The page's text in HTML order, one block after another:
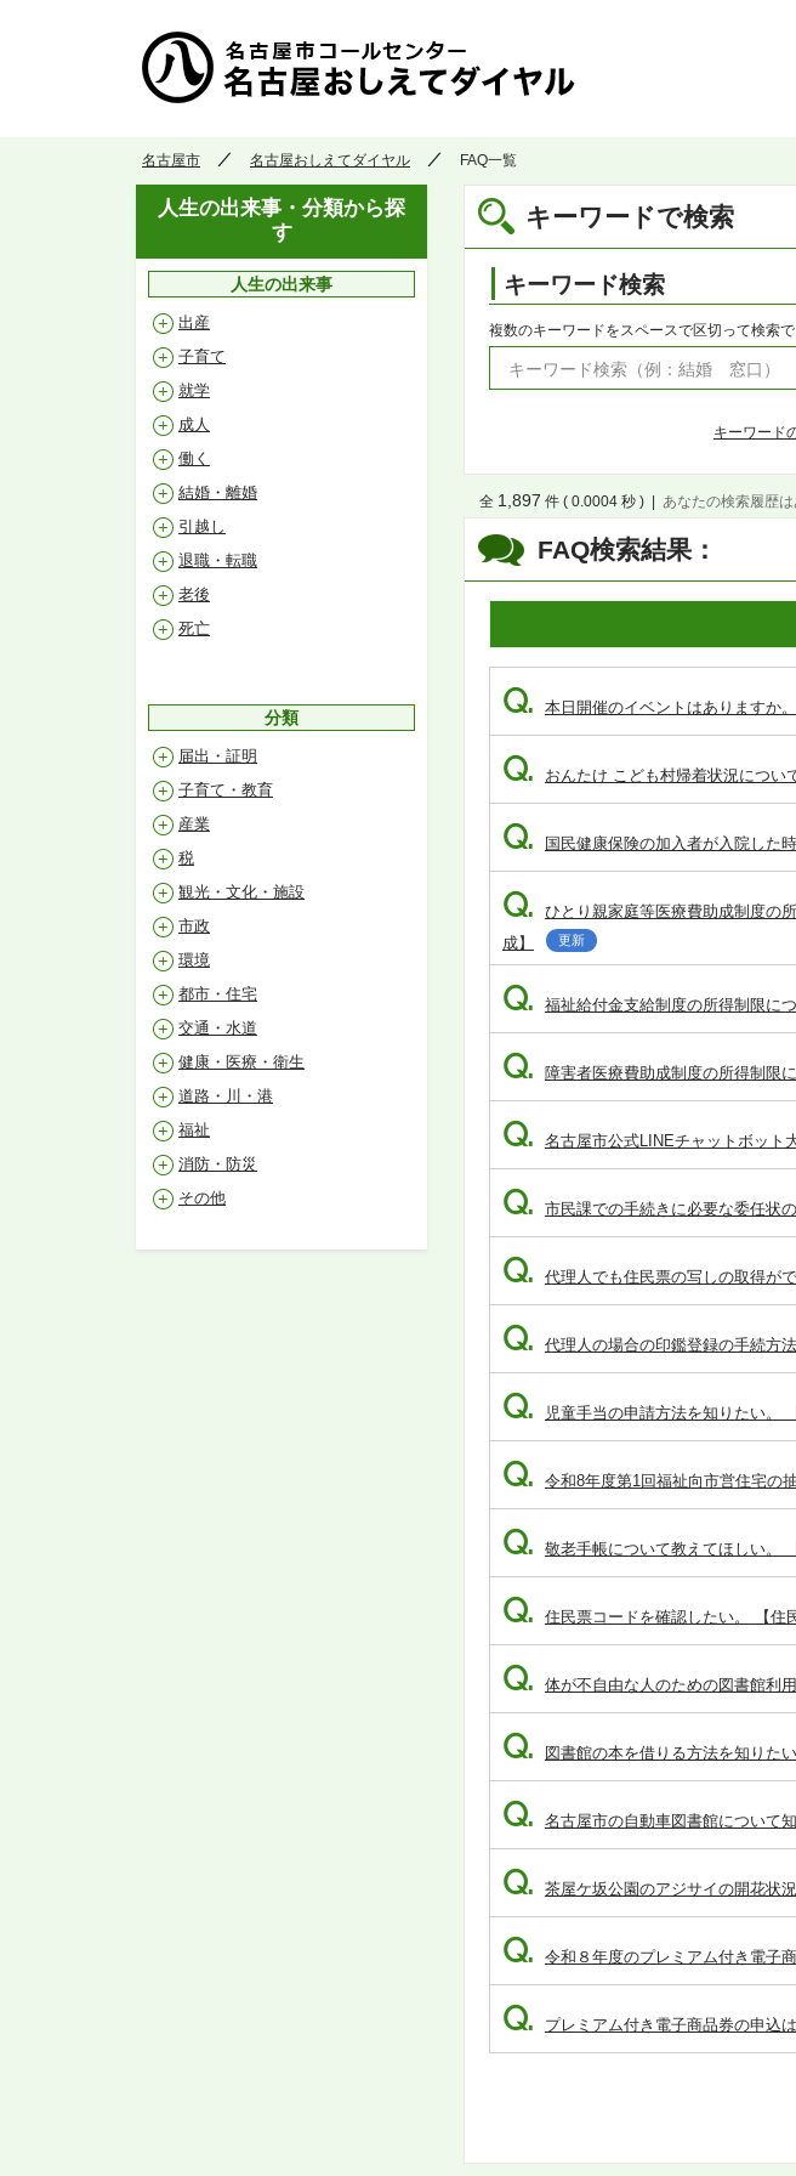
名古屋市 名古屋おしえてダイヤル FAQ一覧
キーワードで検索
キーワード検索
複数のキーワードをスペースで区切って検索で
キーワード
FAQ検索結果：
全 1,897 件 ( 0.0004 秒 ) あなたの検索履歴
Q. 本日開催のイベントはありますか。
Q. おんたけ こども村帰着状況につい
Q. 国民健康保険の加入者が入院した
Q.
ひとり親家庭等医療費助成制度の
成】
更新
Q. 福祉給付金支給制度の所得制限に
Q. 障害者医療費助成制度の所得制限
Q. 名古屋市公式LINEチャットボット
Q. 市民課での手続きに必要な委任状
Q. 代理人でも住民票の写しの取得が
Q. 代理人の場合の印鑑登録の手続方
Q. 児童手当の申請方法を知りたい。
Q. 令和8年度第1回福祉向市営住宅の
Q. 敬老手帳について教えてほしい。
Q. 住民票コードを確認したい。 【住
Q. 体が不自由な人のための図書館利
Q. 図書館の本を借りる方法を知りた
Q. 名古屋市の自動車図書館について
Q. 茶屋ケ坂公園のアジサイの開花状
Q. 令和８年度のプレミアム付き電子
Q. プレミアム付き電子商品券の申込
人生の出来事・分類から探
す
人生の出来事
出産
子育て
就学
成人
働く
結婚・離婚
引越し
退職・転職
老後
死亡
分類
届出・証明
子育て・教育
産業
税
観光・文化・施設
市政
環境
都市・住宅
交通・水道
健康・医療・衛生
道路・川・港
福祉
消防・防災
その他